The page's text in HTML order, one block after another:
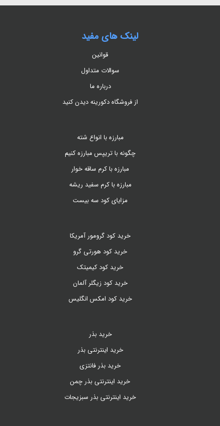
لینک های مفید
قوانین
سوالات متداول
درباره ما
از فروشگاه دکورینه دیدن کنید
مبارزه با انواع شته
چگونه با تریپس مبارزه کنیم
مبارزه با کرم ساقه خوار
مبارزه با کرم سفید ریشه
مزایای کود سه بیست
خرید کود گرومور آمریکا
خرید کود هورتی گرو
خرید کود کیمیتک
خرید کود زیگلر آلمان
خرید کود امکس انگلیس
خرید بذر
خرید اینترنتی بذر
خرید بذر فانتزی
خرید اینترنتی بذر چمن
خرید اینترنتی بذر سبزیجات